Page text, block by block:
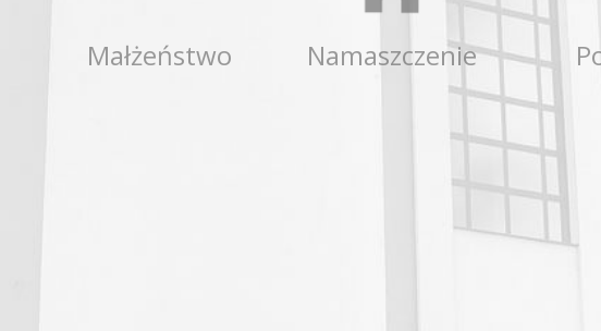
Małżeństwo Namaszczenie